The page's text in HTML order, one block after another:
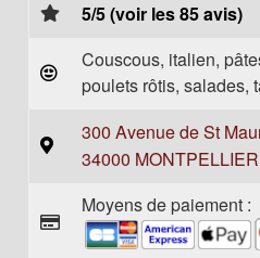
5/5 (voir les 85 avis)
Couscous, italien,
poulets rôtis, salades,
300 Avenue de St
34000 MONTPELLIER
Moyens de paiement :